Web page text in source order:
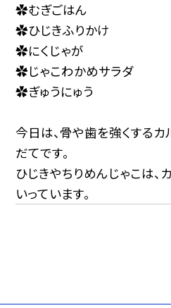
✿むぎごはん
✿ひじきふりかけ
✿にくじゃが
✿じゃこわかめサラダ
✿ぎゅうにゅう
今日は、骨や歯を強くする
だてです。
ひじきやちりめんじゃこは、
いっています。